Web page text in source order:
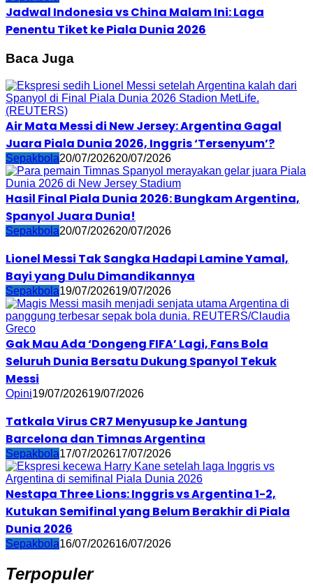
Jadwal Indonesia vs China Malam Ini: Laga
Penentu Tiket ke Piala Dunia 2026
Baca Juga
Air Mata Messi di New Jersey: Argentina Gagal
Juara Piala Dunia 2026, Inggris ‘Tersenyum’?
Sepakbola20/07/202620/07/2026
Hasil Final Piala Dunia 2026: Bungkam Argentina,
Spanyol Juara Dunia!
Sepakbola20/07/202620/07/2026
Lionel Messi Tak Sangka Hadapi Lamine Yamal,
Bayi yang Dulu Dimandikannya
Sepakbola19/07/202619/07/2026
Gak Mau Ada ‘Dongeng FIFA’ Lagi, Fans Bola
Seluruh Dunia Bersatu Dukung Spanyol Tekuk
Messi
Opini19/07/202619/07/2026
Tatkala Virus CR7 Menyusup ke Jantung
Barcelona dan Timnas Argentina
Sepakbola17/07/202617/07/2026
Nestapa Three Lions: Inggris vs Argentina 1-2,
Kutukan Semifinal yang Belum Berakhir di Piala
Dunia 2026
Sepakbola16/07/202616/07/2026
Terpopuler